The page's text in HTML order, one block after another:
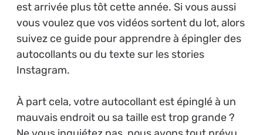
est arrivée plus tôt cette année. Si vous aussi
vous voulez que vos vidéos sortent du lot, alors
suivez ce guide pour apprendre à épingler des
autocollants ou du texte sur les stories
Instagram.
À part cela, votre autocollant est épinglé à un
mauvais endroit ou sa taille est trop grande ?